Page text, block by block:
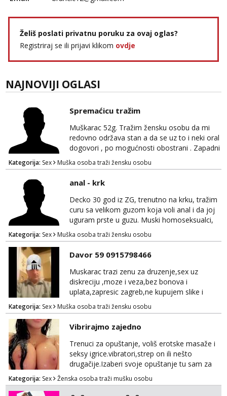
Želiš poslati privatnu poruku za ovaj oglas?
Registriraj se ili prijavi klikom ovdje
NAJNOVIJI OGLASI
Spremaćicu tražim
Muškarac 52g. Tražim žensku osobu da mi
redovno održava stan a da se uz to i neki oral
dogovori , po mogućnosti obostrani . Zapadni
dio Zagreba .Javiti se prvo porukom na
WhatsApp 0958634499
Kategorija: Sex Muška osoba traži žensku osobu
anal - krk
Decko 30 god iz ZG, trenutno na krku, tražim
curu sa velikom guzom koja voli anal i da joj
uguram prste u guzu. Muski homoseksualci,
parovi i transiči odjebite, ne zanimate me. Bilo
kakva placanja opcenito (gotovina) ili
unaprijed (aircash, paysafecard, bonovi) ne
dolaze u obzir. Javit se prvo porukom na
whatsapp 0958048882.
Kategorija: Sex Muška osoba traži žensku osobu
Davor 59 0915798466
Muskarac trazi zenu za druzenje,sex uz
diskreciju ,moze i veza,bez bonova i
uplata,zapresic zagreb,ne kupujem slike i
videa
Kategorija: Sex Muška osoba traži žensku osobu
Vibrirajmo zajedno
Trenuci za opuštanje, voliš erotske masaže i
seksy igrice.vibratori,strep on ili nešto
drugačije.Izaberi svoje opuštanje tu sam za
tebe.sve info na mob 095/762-8147
Kategorija: Sex Ženska osoba traži mušku osobu